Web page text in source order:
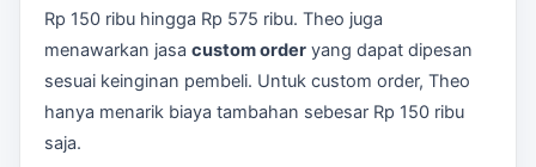
Rp 150 ribu hingga Rp 575 ribu. Theo juga
menawarkan jasa custom order yang dapat dipesan
sesuai keinginan pembeli. Untuk custom order, Theo
hanya menarik biaya tambahan sebesar Rp 150 ribu
saja.